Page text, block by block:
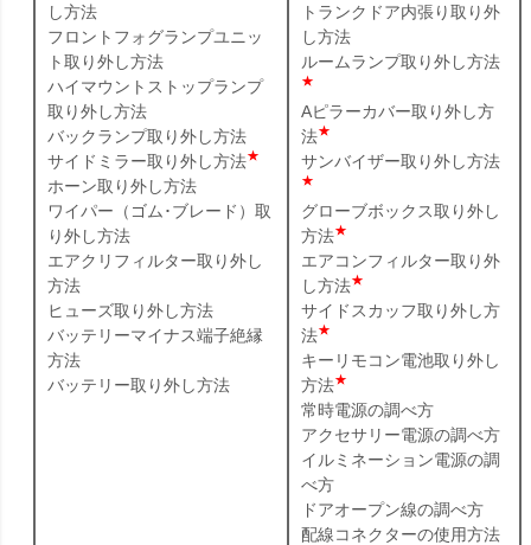
し方法
フロントフォグランプユニッ
ト取り外し方法
ハイマウントストップランプ
取り外し方法
バックランプ取り外し方法
サイドミラー取り外し方法★
ホーン取り外し方法
ワイパー（ゴム･ブレード）取
り外し方法
エアクリフィルター取り外し
方法
ヒューズ取り外し方法
バッテリーマイナス端子絶縁
方法
バッテリー取り外し方法
トランクドア内張り取り外
し方法
ルームランプ取り外し方法
★
Aピラーカバー取り外し方
法★
サンバイザー取り外し方法
★
グローブボックス取り外し
方法★
エアコンフィルター取り外
し方法★
サイドスカッフ取り外し方
法★
キーリモコン電池取り外し
方法★
常時電源の調べ方
アクセサリー電源の調べ方
イルミネーション電源の調
べ方
ドアオープン線の調べ方
配線コネクターの使用方法